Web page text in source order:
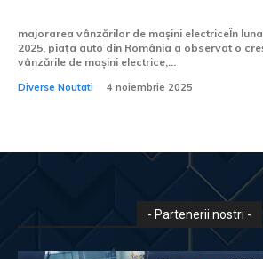
majorarea vânzărilor de mașini electriceÎn
2025, piața auto din România a observat o
vânzările de mașini electrice,...
Diverse Noutati 4 noiembrie 2025
- Partenerii nostri -